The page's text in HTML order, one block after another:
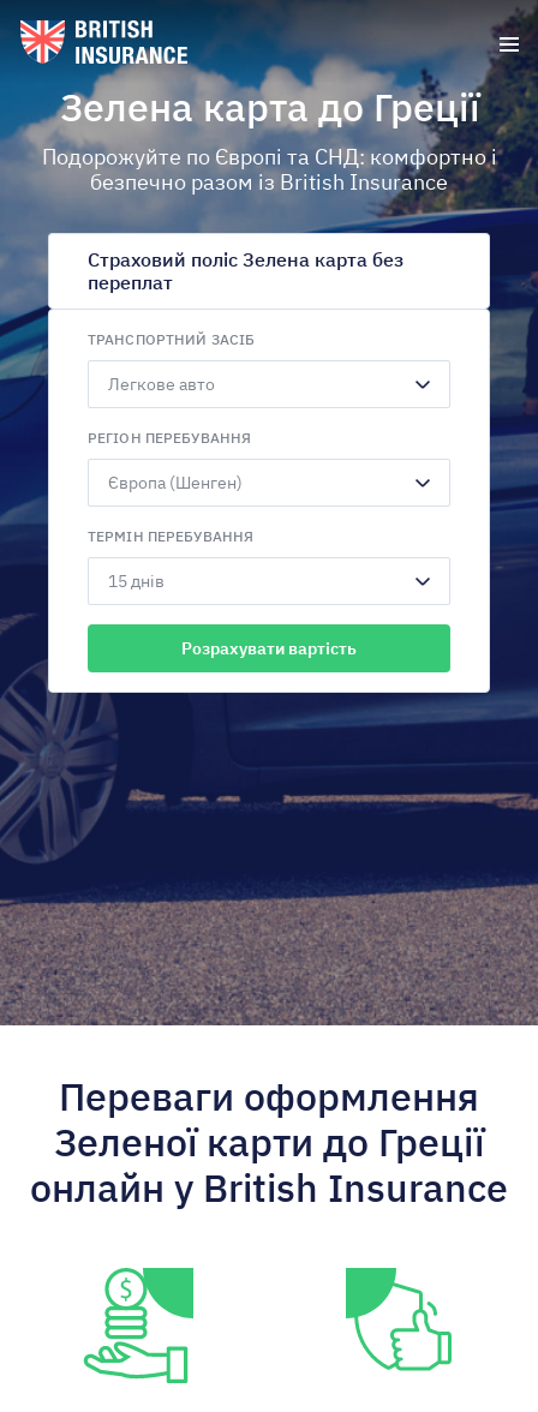
Зелена карта до Греції
Подорожуйте по Європі та СНД: комфортно і
безпечно разом із British Insurance
Страховий поліс Зелена карта без
переплат
ТРАНСПОРТНИЙ ЗАСІБ
РЕГІОН ПЕРЕБУВАННЯ
ТЕРМІН ПЕРЕБУВАННЯ
Переваги оформлення
Зеленої карти до Греції
онлайн у British Insurance